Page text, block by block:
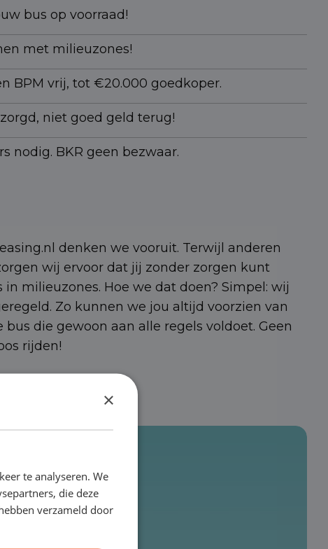
bus op voorraad!
met milieuzones!
BPM vrij, tot €20.000 goedkoper.
niet goed geld terug!
nodig. BKR geen bezwaar.
denken we vooruit. Terwijl anderen
wij ervoor dat jij zonder zorgen kunt
in milieuzones. Hoe we dat doen? Simpel: wij
Zo kunnen we jou altijd voorzien van
bus die gewoon aan alle regels voldoet. Geen
rijden!
×
te analyseren. We
die deze
verzameld door